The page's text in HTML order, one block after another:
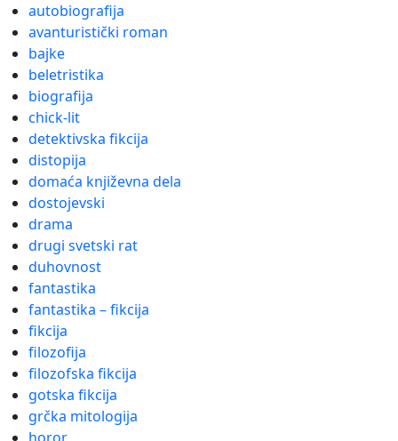
autobiografija
avanturistički roman
bajke
beletristika
biografija
chick-lit
detektivska fikcija
distopija
domaća književna dela
dostojevski
drama
drugi svetski rat
duhovnost
fantastika
fantastika – fikcija
fikcija
filozofija
filozofska fikcija
gotska fikcija
grčka mitologija